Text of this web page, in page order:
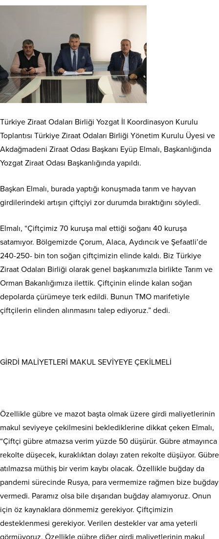
Türkiye Ziraat Odaları Birliği Yozgat İl Koordinasyon Kurulu
Toplantısı Türkiye Ziraat Odaları Birliği Yönetim Kurulu Üyesi ve
Akdağmadeni Ziraat Odası Başkanı Eyüp Elmalı, Başkanlığında
Yozgat Ziraat Odası Başkanlığında yapıldı.
Başkan Elmalı, burada yaptığı konuşmada tarım ve hayvan
girdilerindeki artışın çiftçiyi zor durumda bıraktığını söyledi.
Elmalı, “Çiftçimiz 70 kuruşa mal ettiği soğanı 40 kuruşa
satamıyor. Bölgemizde Çorum, Alaca, Aydıncık ve Şefaatli’de
240-250- bin ton soğan çiftçimizin elinde kaldı. Biz Türkiye
Ziraat Odaları Birliği olarak genel başkanımızla birlikte Tarım ve
Orman Bakanlığımıza ilettik. Çiftçinin elinde kalan soğan
depolarda çürümeye terk edildi. Bunun TMO marifetiyle
çiftçilerin elinden alınmasını talep ediyoruz.” dedi.
GİRDİ MALİYETLERİ MAKUL SEVİYEYE ÇEKİLMELİ
Özellikle gübre ve mazot başta olmak üzere girdi maliyetlerinin
makul seviyeye çekilmesini beklediklerine dikkat çeken Elmalı,
“Çiftçi gübre atmazsa verim yüzde 50 düşürür. Gübre atmayınca
rekolte düşecek, kuraklıktan dolayı zaten rekolte düşüyor. Gübre
atılmazsa müthiş bir verim kaybı olacak. Özellikle buğday da
pandemi sürecinde Rusya, para vermemize rağmen bize buğday
vermedi. Paramız olsa bile dışarıdan buğday alamıyoruz. Onun
için öz kaynaklara dönmemiz gerekiyor. Çiftçimizin
desteklenmesi gerekiyor. Verilen destekler var ama yeterli